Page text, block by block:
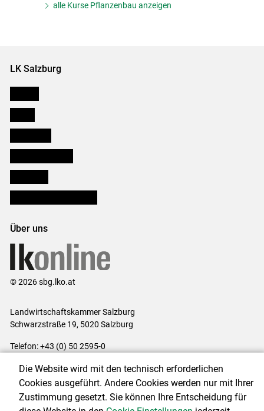
alle Kurse Pflanzenbau anzeigen
LK Salzburg
Über uns
© 2026 sbg.lko.at
Landwirtschaftskammer Salzburg
Schwarzstraße 19, 5020 Salzburg
Telefon: +43 (0) 50 2595-0
Impressum|Kontakt|Datenschutzerklärung|Barrierefreiheit|
Cookie-Einstellungen
Die Website wird mit den technisch erforderlichen
Cookies ausgeführt. Andere Cookies werden nur mit Ihrer
Zustimmung gesetzt. Sie können Ihre Entscheidung für